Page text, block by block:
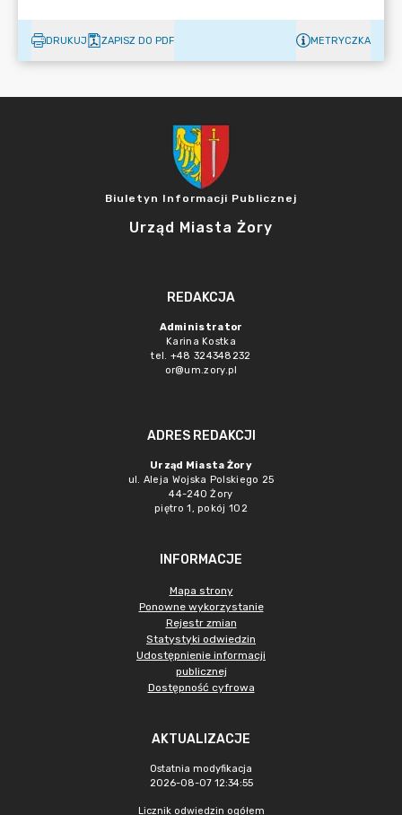
DRUKUJ ZAPISZ DO PDF METRYCZKA
Biuletyn Informacji Publicznej
Urząd Miasta Żory
REDAKCJA
Administrator
Karina Kostka
tel. +48 324348232
or@um.zory.pl
ADRES REDAKCJI
Urząd Miasta Żory
ul. Aleja Wojska Polskiego 25
44-240 Żory
piętro 1, pokój 102
INFORMACJE
Mapa strony
Ponowne wykorzystanie
Rejestr zmian
Statystyki odwiedzin
Udostępnienie informacji
publicznej
Dostępność cyfrowa
AKTUALIZACJE
Ostatnia modyfikacja
2026-08-07 12:34:55
Licznik odwiedzin ogółem